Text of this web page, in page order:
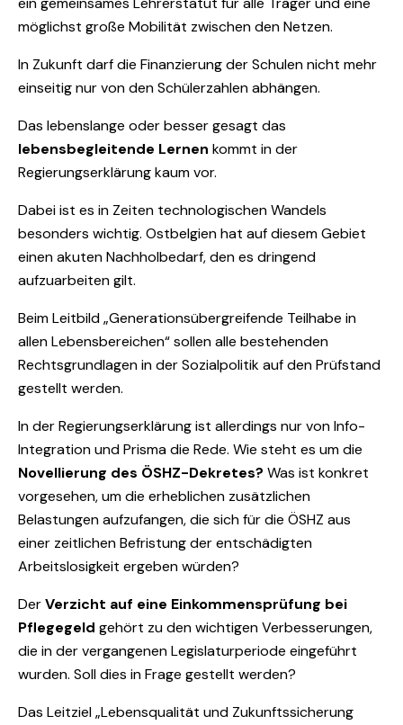
möglichst große Mobilität zwischen den Netzen.
In Zukunft darf die Finanzierung der Schulen nicht mehr
einseitig nur von den Schülerzahlen abhängen.
Das lebenslange oder besser gesagt das
lebensbegleitende Lernen kommt in der
Regierungserklärung kaum vor.
Dabei ist es in Zeiten technologischen Wandels
besonders wichtig. Ostbelgien hat auf diesem Gebiet
einen akuten Nachholbedarf, den es dringend
aufzuarbeiten gilt.
Beim Leitbild „Generationsübergreifende Teilhabe in
allen Lebensbereichen“ sollen alle bestehenden
Rechtsgrundlagen in der Sozialpolitik auf den Prüfstand
gestellt werden.
In der Regierungserklärung ist allerdings nur von Info-
Integration und Prisma die Rede. Wie steht es um die
Novellierung des ÖSHZ-Dekretes? Was ist konkret
vorgesehen, um die erheblichen zusätzlichen
Belastungen aufzufangen, die sich für die ÖSHZ aus
einer zeitlichen Befristung der entschädigten
Arbeitslosigkeit ergeben würden?
DerVerzicht auf eine Einkommensprüfung bei
Pflegegeld gehört zu den wichtigen Verbesserungen,
die in der vergangenen Legislaturperiode eingeführt
wurden. Soll dies in Frage gestellt werden?
Das Leitziel „Lebensqualität und Zukunftssicherung